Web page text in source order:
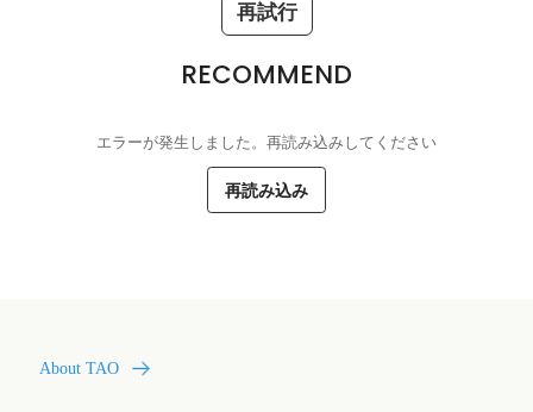
再試行
RECOMMEND
エラーが発生しました。再読み込みしてください
再読み込み
About TAO